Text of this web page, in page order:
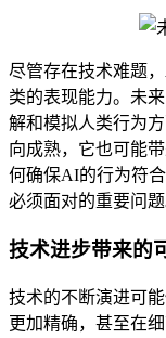
尽管存在技术难题
类的表现能力。未
解和模拟人类行为
向成熟，它也可能
何确保AI的行为符
必须面对的重要问题
技术进步带来的
技术的不断演进可
更加精确，甚至在